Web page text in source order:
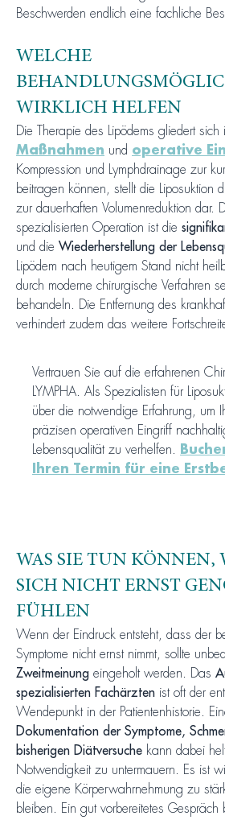
Beschwerden endlich eine fachliche
WELCHE
WIRKLICH HELFEN
Die Therapie des Lipödems gliedert sich
Maßnahmen und operative
Kompression und Lymphdrainage zur
beitragen können, stellt die Liposuktion
zur dauerhaften Volumenreduktion dar.
spezialisierten Operation ist die
und die Wiederherstellung der
Lipödem nach heutigem Stand nicht
durch moderne chirurgische Verfahren
behandeln. Die Entfernung des
verhindert zudem das weitere
Vertrauen Sie auf die erfahrenen
LYMPHA. Als Spezialisten für
über die notwendige Erfahrung, um
präzisen operativen Eingriff
Lebensqualität zu verhelfen.
Ihren Termin für eine
WAS SIE TUN KÖNNEN,
SICH NICHT ERNST
FÜHLEN
Wenn der Eindruck entsteht, dass der
Symptome nicht ernst nimmt, sollte
Zweitmeinung eingeholt werden. Das
spezialisierten Fachärzten ist oft der
Wendepunkt in der Patientenhistorie.
Dokumentation der Symptome,
bisherigen Diätversuche kann dabei
Notwendigkeit zu untermauern. Es ist
die eigene Körperwahrnehmung zu
bleiben. Ein gut vorbereitetes Gespräch